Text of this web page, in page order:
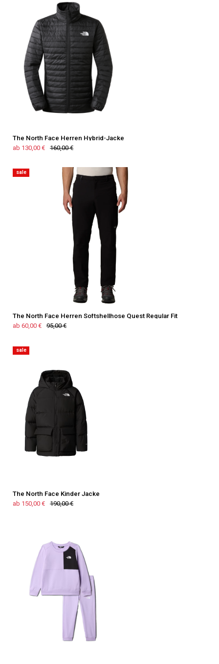
The North Face Herren Hybrid-Jacke
ab 130,00 €
160,00 €
sale
The North Face Herren Softshellhose Quest Regular Fit
ab 60,00 €
95,00 €
sale
The North Face Kinder Jacke
ab 150,00 €
190,00 €